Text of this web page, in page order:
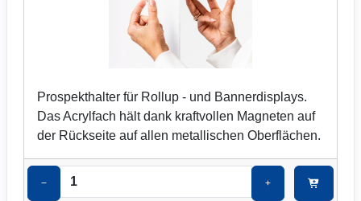
Prospekthalter für Rollup - und Bannerdisplays.
Das Acrylfach hält dank kraftvollen Magneten auf
der Rückseite auf allen metallischen Oberflächen.
− +